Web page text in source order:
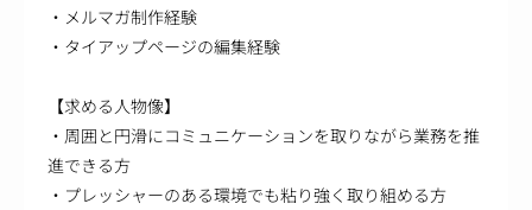
・メルマガ制作経験
・タイアップページの編集経験
【求める人物像】
・周囲と円滑にコミュニケーションを取りながら業務を推
進できる方
・プレッシャーのある環境でも粘り強く取り組める方